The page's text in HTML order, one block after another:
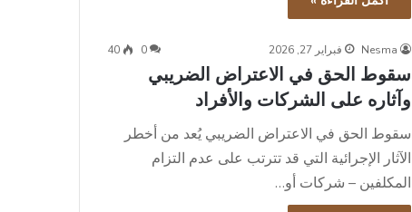
Nesma فبراير 27, 2026 0
40
سقوط الحق في الاعتراض الضريبي
وآثاره على الشركات والأفراد
سقوط الحق في الاعتراض الضريبي يُعد من أخطر
الآثار الإجرائية التي قد تترتب على عدم التزام
المكلفين – شركات أو…